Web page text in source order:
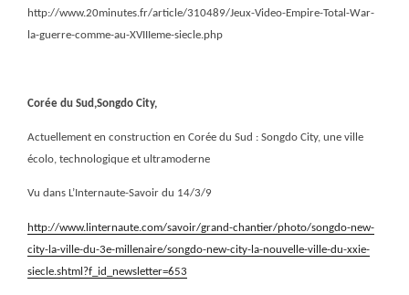
http://www.20minutes.fr/article/310489/Jeux-Video-Empire-Total-War-
la-guerre-comme-au-XVIIIeme-siecle.php
Corée du Sud,Songdo City,
Actuellement en construction en Corée du Sud : Songdo City, une ville
écolo, technologique et ultramoderne
Vu dans L’Internaute-Savoir du 14/3/9
http://www.linternaute.com/savoir/grand-chantier/photo/songdo-new-
city-la-ville-du-3e-millenaire/songdo-new-city-la-nouvelle-ville-du-xxie-
siecle.shtml?f_id_newsletter=653